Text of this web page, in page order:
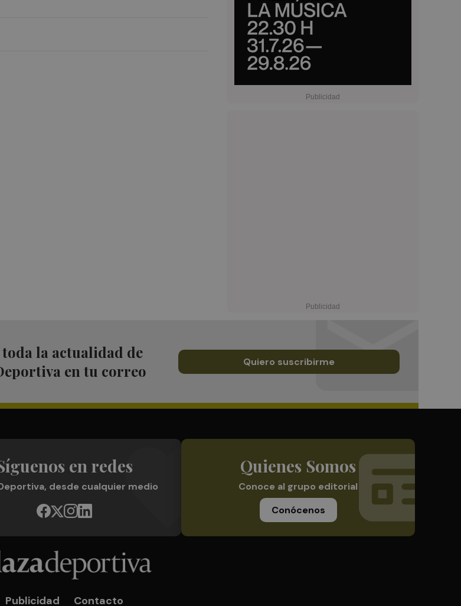
toda la actualidad de
en tu correo
Quiero suscribirme
en redes
desde cualquier medio
Quienes Somos
Conoce al grupo editorial
Conócenos
Publicidad Contacto